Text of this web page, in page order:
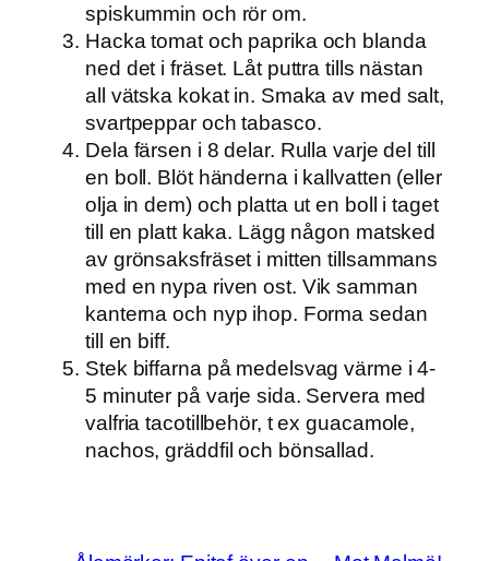
spiskummin och rör om.
Hacka tomat och paprika och blanda
ned det i fräset. Låt puttra tills nästan
all vätska kokat in. Smaka av med salt,
svartpeppar och tabasco.
Dela färsen i 8 delar. Rulla varje del till
en boll. Blöt händerna i kallvatten (eller
olja in dem) och platta ut en boll i taget
till en platt kaka. Lägg någon matsked
av grönsaksfräset i mitten tillsammans
med en nypa riven ost. Vik samman
kanterna och nyp ihop. Forma sedan
till en biff.
Stek biffarna på medelsvag värme i 4-
5 minuter på varje sida. Servera med
valfria tacotillbehör, t ex guacamole,
nachos, gräddfil och bönsallad.